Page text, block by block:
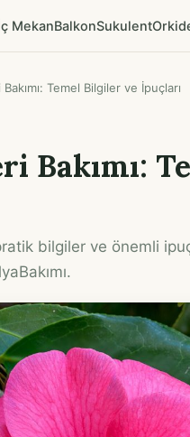
MekanBalkonSukulent
Temel Bilgiler ve İpuçları
Bakımı:
bilgiler ve önemli